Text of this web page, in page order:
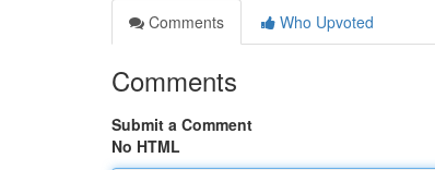
Comments
Who Upvoted
Comments
Submit a Comment
No HTML